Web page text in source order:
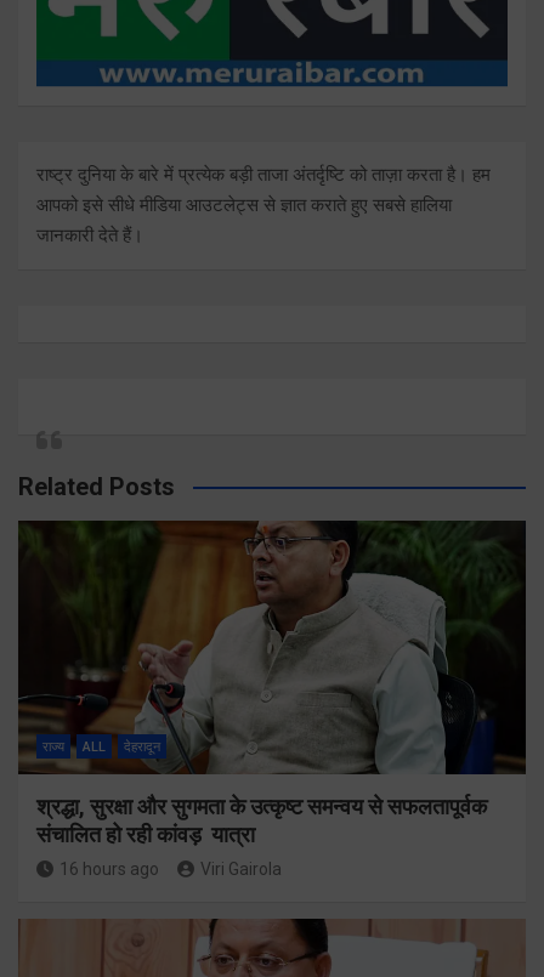
राष्ट्र दुनिया के बारे में प्रत्येक बड़ी ताजा अंतर्दृष्टि को ताज़ा करता है। हम
आपको इसे सीधे मीडिया आउटलेट्स से ज्ञात कराते हुए सबसे हालिया
जानकारी देते हैं।
Related Posts
राज्य ALL देहरादून
श्रद्धा, सुरक्षा और सुगमता के उत्कृष्ट समन्वय से सफलतापूर्वक
संचालित हो रही कांवड़ यात्रा
16 hours ago Viri Gairola